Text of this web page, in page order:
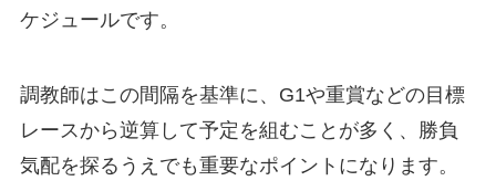
ケジュールです。
調教師はこの間隔を基準に、G1や重賞などの目標
レースから逆算して予定を組むことが多く、勝負
気配を探るうえでも重要なポイントになります。